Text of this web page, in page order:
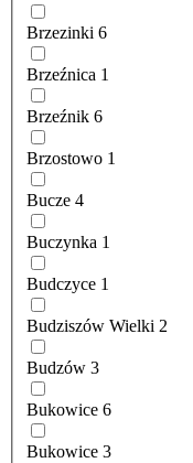
Brzezinki 6
Brzeźnica 1
Brzeźnik 6
Brzostowo 1
Bucze 4
Buczynka 1
Budczyce 1
Budziszów Wielki 2
Budzów 3
Bukowice 6
Bukowice 3